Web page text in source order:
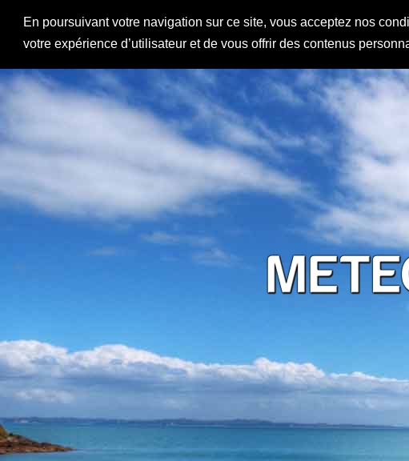
En poursuivant votre navigation sur ce site, vous acceptez nos
votre expérience d’utilisateur et de vous offrir des contenus